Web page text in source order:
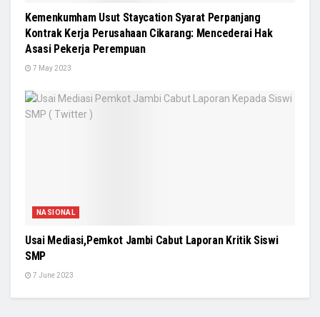
Kemenkumham Usut Staycation Syarat Perpanjang
Kontrak Kerja Perusahaan Cikarang: Mencederai Hak
Asasi Pekerja Perempuan
7 May 2023
NASIONAL
Usai Mediasi,Pemkot Jambi Cabut Laporan Kritik Siswi
SMP
7 June 2023